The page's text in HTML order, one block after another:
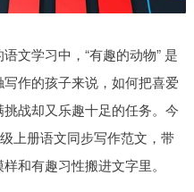
文学习中，“有趣的动物” 是
作的孩子来说，如何把喜爱
战却又乐趣十足的任务。今
上册语文同步写作范文，带
和有趣习性搬进文字里。